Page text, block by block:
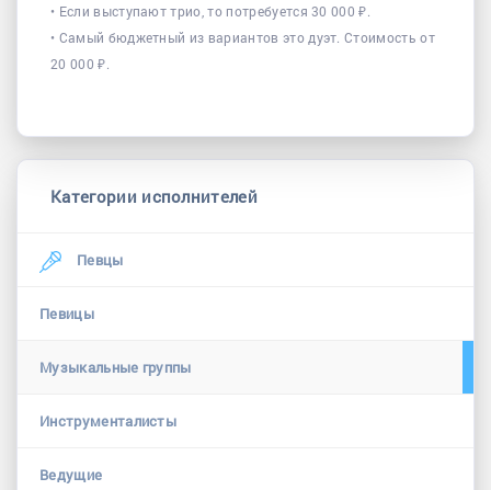
• Если выступают трио, то потребуется 30 000 ₽.
• Самый бюджетный из вариантов это дуэт. Стоимость от
20 000 ₽.
Категории исполнителей
Певцы
Певицы
Музыкальные группы
Инструменталисты
Ведущие